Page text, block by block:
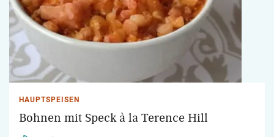
HAUPTSPEISEN
Bohnen mit Speck à la Terence Hill